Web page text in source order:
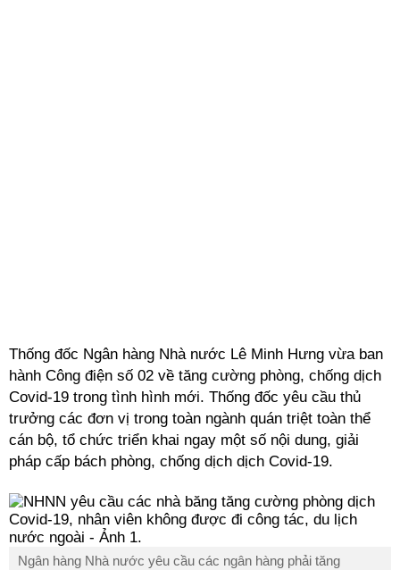
Thống đốc Ngân hàng Nhà nước Lê Minh Hưng vừa ban
hành Công điện số 02 về tăng cường phòng, chống dịch
Covid-19 trong tình hình mới. Thống đốc yêu cầu thủ
trưởng các đơn vị trong toàn ngành quán triệt toàn thể
cán bộ, tổ chức triển khai ngay một số nội dung, giải
pháp cấp bách phòng, chống dịch dịch Covid-19.
Ngân hàng Nhà nước yêu cầu các ngân hàng phải tăng